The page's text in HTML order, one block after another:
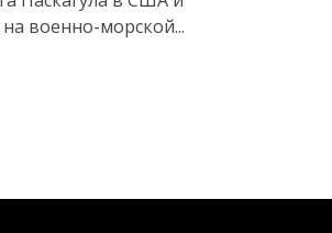
военно-морской...